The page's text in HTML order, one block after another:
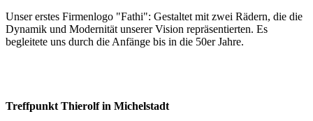
Unser erstes Firmenlogo "Fathi": Gestaltet mit zwei Rädern, die die
Dynamik und Modernität unserer Vision repräsentierten. Es
begleitete uns durch die Anfänge bis in die 50er Jahre.
Treffpunkt Thierolf in Michelstadt